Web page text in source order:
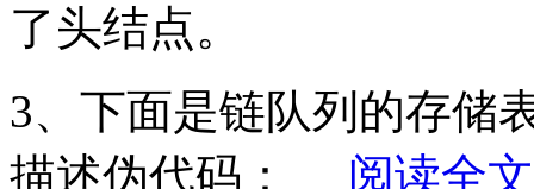
了头结点。
3、下面是链队列的存储
描述伪代码： 阅读全文